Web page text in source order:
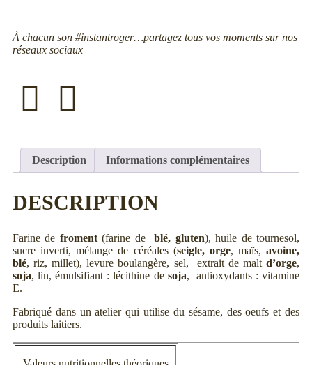
À chacun son #instantroger…partagez tous vos moments sur nos
réseaux sociaux
Description Informations complémentaires
DESCRIPTION
Farine de froment(farine deblé, gluten), huile de tournesol,
sucre inverti, mélange de céréales (seigle, orge, maïs, avoine,
blé, riz, millet), levure boulangère, sel, extrait de malt d’orge,
soja, lin, émulsifiant : lécithine de soja, antioxydants : vitamine
E.
Fabriqué dans un atelier qui utilise du sésame, des oeufs et des
produits laitiers.